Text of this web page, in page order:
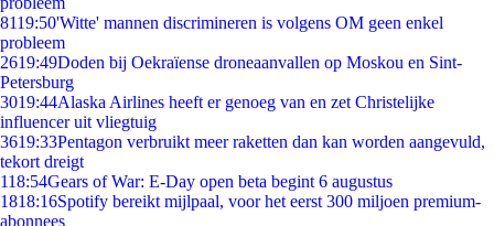
8119:50'Witte' mannen discrimineren is volgens OM geen enkel
probleem
2619:49Doden bij Oekraïense droneaanvallen op Moskou en Sint-
Petersburg
3019:44Alaska Airlines heeft er genoeg van en zet Christelijke
influencer uit vliegtuig
3619:33Pentagon verbruikt meer raketten dan kan worden aangevuld,
tekort dreigt
118:54Gears of War: E-Day open beta begint 6 augustus
1818:16Spotify bereikt mijlpaal, voor het eerst 300 miljoen premium-
abonnees